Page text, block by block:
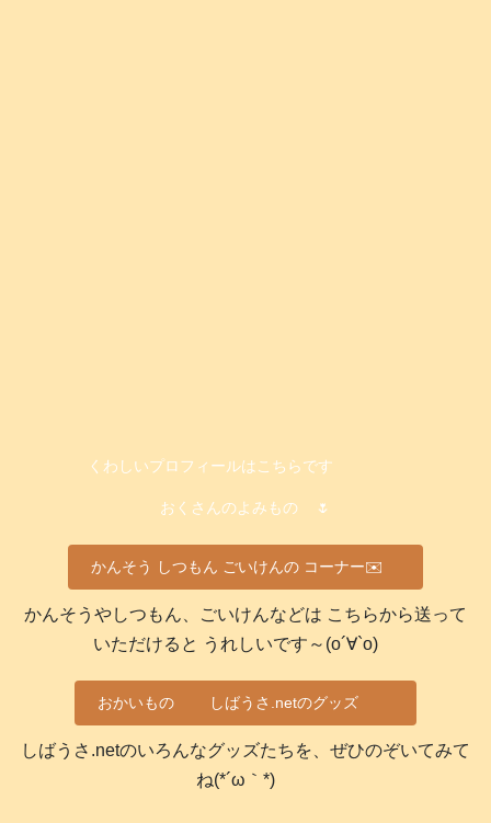
くわしいプロフィールはこちらです
おくさんのよみもの 🌷
かんそう しつもん ごいけんの コーナー✉️
かんそうやしつもん、ごいけんなどは こちらから送って
いただけると うれしいです～(о´∀`о)
おかいもの しばうさ.netのグッズ
しばうさ.netのいろんなグッズたちを、ぜひのぞいてみて
ね(*´ω｀*)